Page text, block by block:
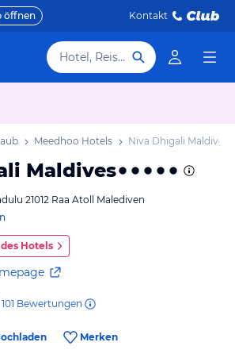
öffnen Kontakt
Hotel, Reiseziel
Meedhoo Hotels Niva Dhigali Maldives
Maldives
21012 Raa Atoll Malediven
Hotels
101 Bewertungen
Merken